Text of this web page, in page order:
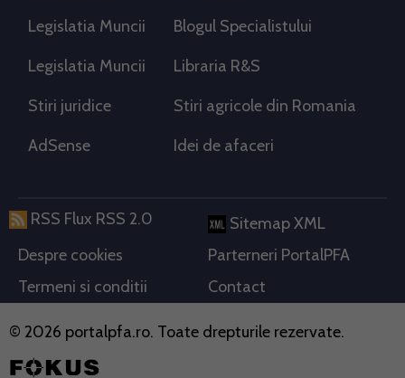
Legislatia Muncii Blogul Specialistului
Legislatia Muncii Libraria R&S
Stiri juridice Stiri agricole din Romania
AdSense Idei de afaceri
RSS Flux RSS 2.0
Sitemap XML
Despre cookies
Parterneri PortalPFA
Termeni si conditii
Contact
© 2026 portalpfa.ro. Toate drepturile rezervate.